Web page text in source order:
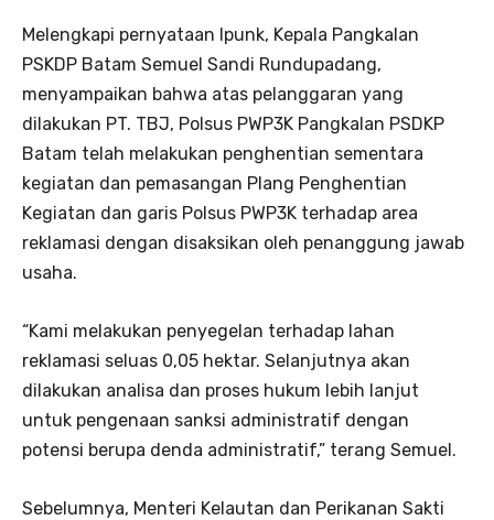
Melengkapi pernyataan Ipunk, Kepala Pangkalan
PSKDP Batam Semuel Sandi Rundupadang,
menyampaikan bahwa atas pelanggaran yang
dilakukan PT. TBJ, Polsus PWP3K Pangkalan PSDKP
Batam telah melakukan penghentian sementara
kegiatan dan pemasangan Plang Penghentian
Kegiatan dan garis Polsus PWP3K terhadap area
reklamasi dengan disaksikan oleh penanggung jawab
usaha.
“Kami melakukan penyegelan terhadap lahan
reklamasi seluas 0,05 hektar. Selanjutnya akan
dilakukan analisa dan proses hukum lebih lanjut
untuk pengenaan sanksi administratif dengan
potensi berupa denda administratif,” terang Semuel.
Sebelumnya, Menteri Kelautan dan Perikanan Sakti